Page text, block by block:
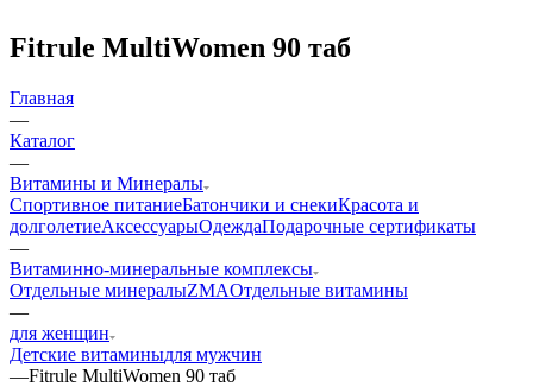
Fitrule MultiWomen 90 таб
Главная
—
Каталог
—
Витамины и Минералы
Спортивное питаниеБатончики и снекиКрасота и
долголетиеАксессуарыОдеждаПодарочные сертификаты
—
Витаминно-минеральные комплексы
Отдельные минералыZMAОтдельные витамины
—
для женщин
Детские витаминыдля мужчин
—Fitrule MultiWomen 90 таб